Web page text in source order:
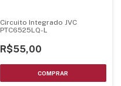
Circuito Integrado JVC
PTC6525LQ-L
R$55,00